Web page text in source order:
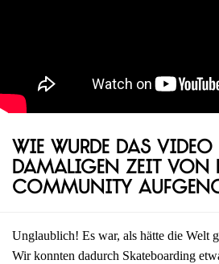
Wie wurde das
damaligen Zeit von
Community
Unglaublich! Es war, als hätte die Welt
Wir konnten dadurch Skateboarding